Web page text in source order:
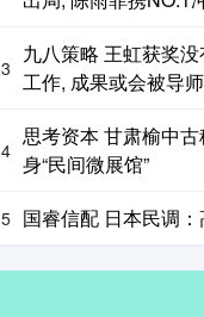
3
九八策略 王虹获奖
工作, 成果或会被导
4
思考资本 甘肃榆中
身“民间微展馆”
5 国睿信配 日本民调